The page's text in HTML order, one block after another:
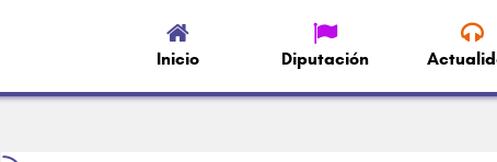
Inicio Diputación